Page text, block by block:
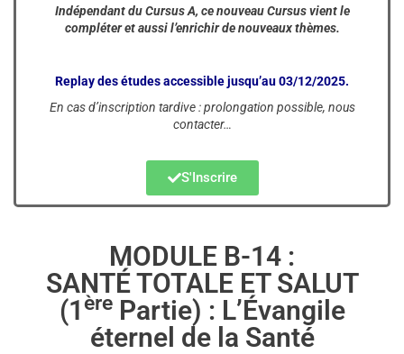
Indépendant du Cursus A, ce nouveau Cursus vient le
compléter et aussi l’enrichir de nouveaux thèmes.
Replay des études accessible jusqu’au 03/12/2025.
En cas d’inscription tardive : prolongation possible, nous
contacter…
S'Inscrire
MODULE B-14 :
SANTÉ TOTALE ET SALUT
(1èrePartie) : L’Évangile
éternel de la Santé